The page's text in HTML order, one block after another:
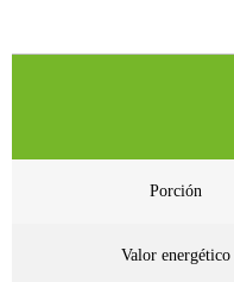
Porción
Valor energético